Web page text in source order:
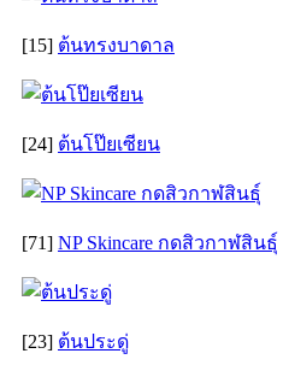
[15] ต้นทรงบาดาล
[24] ต้นโป๊ยเซียน
[71] NP Skincare กดสิวกาฬสินธุ์
[23] ต้นประดู่